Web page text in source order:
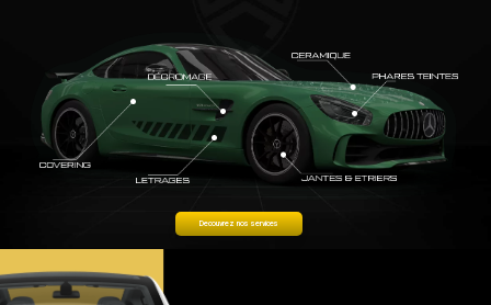
Decouvrez nos services